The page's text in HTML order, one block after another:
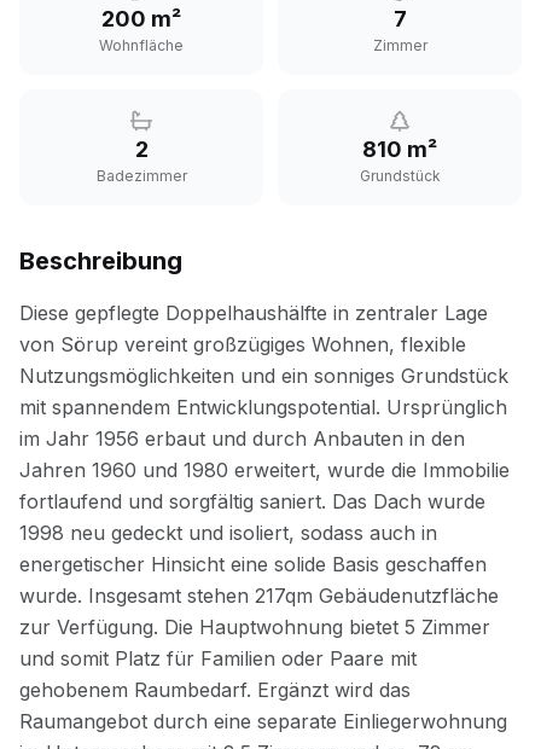
200 m²
Wohnfläche
7
Zimmer
2
Badezimmer
810 m²
Grundstück
Beschreibung